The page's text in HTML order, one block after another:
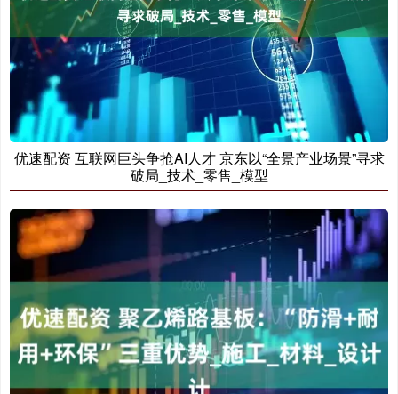
优速配资 互联网巨头争抢AI人才 京东以“全景产业场景”寻求
破局_技术_零售_模型